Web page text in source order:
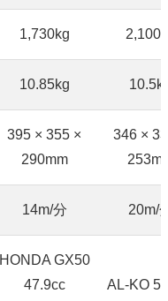
1,730kg
10.85kg
395 × 355 ×
290mm
346 ×
14m/分 20m/
HONDA GX50
47.9cc
AL-KO